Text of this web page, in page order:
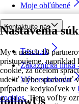
Nastavenia
My a našich 18
pristupujeme,
cookie, za účelom
udeliť alebo spravovať
prípadne kedykoľvek v
cookies. Tieto voľby
Moje obľúbené
Kontaktujte nás
Tesco.sk
Zákaznícka linka
Výber obchodu
followUs